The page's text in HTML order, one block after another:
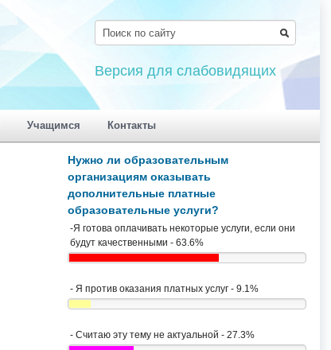
Версия для слабовидящих
Учащимся Контакты
Нужно ли образовательным
организациям оказывать
дополнительные платные
образовательные услуги?
-Я готова оплачивать некоторые услуги, если они
будут качественными - 63.6%
- Я против оказания платных услуг - 9.1%
- Считаю эту тему не актуальной - 27.3%